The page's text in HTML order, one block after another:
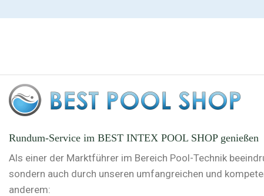
Rundum-Service im BEST INTEX POOL SHOP genießen
Als einer der Marktführer im Bereich Pool-Technik
sondern auch durch unseren umfangreichen und
anderem: